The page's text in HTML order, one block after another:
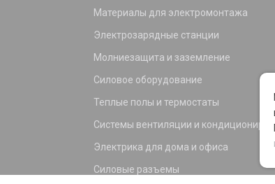
Материалы для электромонтажа
Электрозарядные станции
Молниезащита и заземление
Силовое оборудование
Теплые полы и термостаты
Системы вентиляции и
Электрика для дома и офиса
Силовые разъемы